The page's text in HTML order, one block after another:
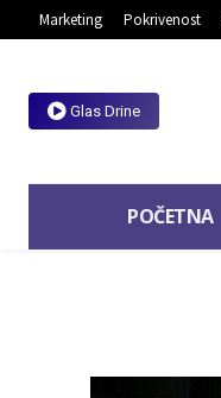
Marketing Pokrivenost
Glas Drine
POČETNA